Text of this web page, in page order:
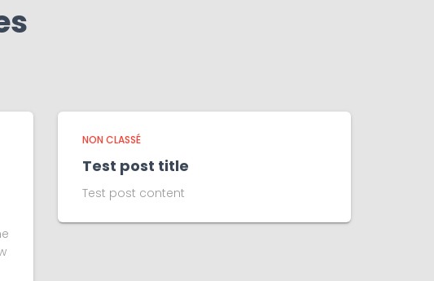
NON CLASSÉ
Test post title
Test post content